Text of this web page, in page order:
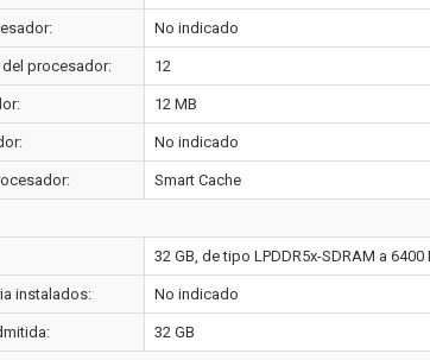
No indicado
procesador: 12
12 MB
No indicado
Smart Cache
32 GB, de tipo LPDDR5x-SDRAM a 6400
instalados: No indicado
32 GB